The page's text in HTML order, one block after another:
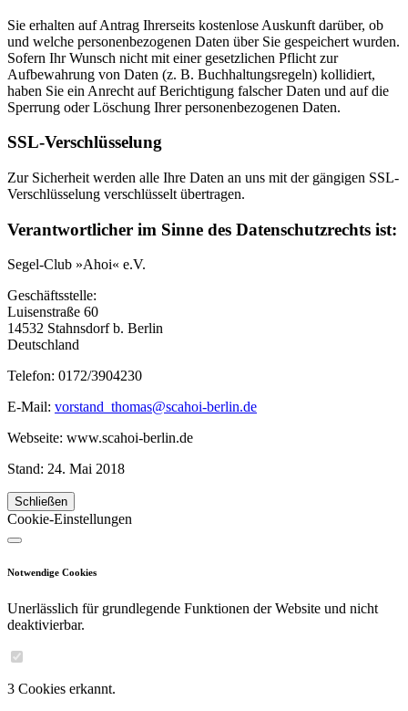
Sie erhalten auf Antrag Ihrerseits kostenlose Auskunft darüber, ob
und welche personenbezogenen Daten über Sie gespeichert wurden.
Sofern Ihr Wunsch nicht mit einer gesetzlichen Pflicht zur
Aufbewahrung von Daten (z. B. Buchhaltungsregeln) kollidiert,
haben Sie ein Anrecht auf Berichtigung falscher Daten und auf die
Sperrung oder Löschung Ihrer personenbezogenen Daten.
SSL-Verschlüsselung
Zur Sicherheit werden alle Ihre Daten an uns mit der gängigen SSL-
Verschlüsselung verschlüsselt übertragen.
Verantwortlicher im Sinne des Datenschutzrechts ist:
Segel-Club »Ahoi« e.V.
Geschäftsstelle:
Luisenstraße 60
14532 Stahnsdorf b. Berlin
Deutschland
Telefon: 0172/3904230
E-Mail: vorstand_thomas@scahoi-berlin.de
Webseite: www.scahoi-berlin.de
Stand: 24. Mai 2018
Schließen
Cookie-Einstellungen
Notwendige Cookies
Unerlässlich für grundlegende Funktionen der Website und nicht
deaktivierbar.
3 Cookies erkannt.